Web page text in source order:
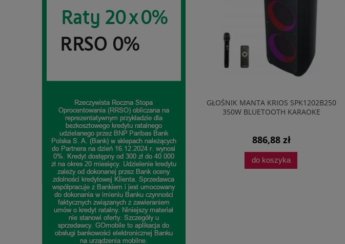
EKSPRES AUTOMATYCZNY DELONGHI
ECAM290.81.TB 1450W 1,8L 15BAR
1 714,99 zł
do koszyka
GŁOŚNIK MANTA KRIOS SPK1202B250
350W BLUETOOTH KARAOKE
886,88 zł
do koszyka